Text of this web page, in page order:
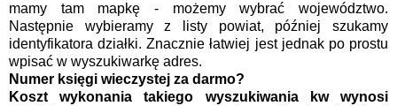
mamy tam mapkę - możemy wybrać województwo.
Następnie wybieramy z listy powiat, później szukamy
identyfikatora działki. Znacznie łatwiej jest jednak po prostu
wpisać w wyszukiwarkę adres.
Numer księgi wieczystej za darmo?
Koszt wykonania takiego wyszukiwania kw wynosi